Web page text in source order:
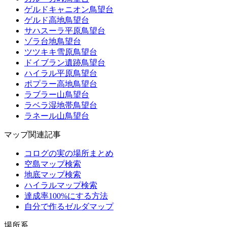
ゲルドキャニオン鳥望台
ゲルド高地鳥望台
サハスーラ平原鳥望台
ゾラ台地鳥望台
ツツキキ雪原鳥望台
ドイブラン遺跡鳥望台
ハイラル平原鳥望台
ポプラー高地鳥望台
ラブラー山鳥望台
ラベラ湿地帯鳥望台
ラネール山鳥望台
マップ関連記事
コログの実の場所まとめ
空島マップ検索
地底マップ検索
ハイラルマップ検索
達成率100%にする方法
自分で作るゼルダマップ
場所系